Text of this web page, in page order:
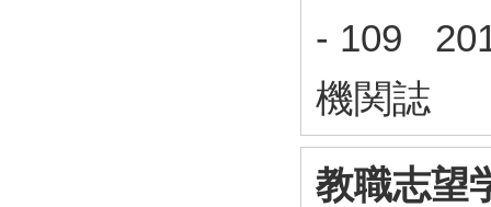
- 109
機関誌
教職志望